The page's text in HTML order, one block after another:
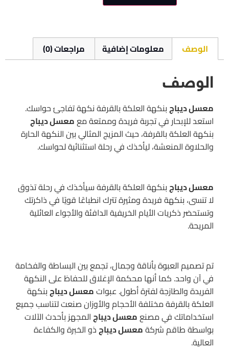
الوصف معلومات إضافية مراجعات (0)
الوصف
معسل ديباجبنكهة العلكة بالقرفة نكهة تفاجئ حواسك.
استعد للإبحار في تجربة فريدة وممتعة معمعسل ديباج
بنكهة العلكة بالقرفة، حيث المزيج المثالي بين النكهة الحارة
والحلاوة المنعشة، ليأخذك في رحلة استثنائية لحواسك.
معسل ديباجبنكهة العلكة بالقرفة سيأخذك في رحلة تذوق
لا تنسى، بنكهة فريدة ومثيرة تترك انطباعًا قويًا في ذاكرتك
وتستحضر ذكريات الأيام الخريفية الدافئة والأجواء العائلية
المريحة.
تم تصميم العبوة بأناقة وجمال، تجمع بين البساطة والفخامة
في آن واحد. كما أنها محكمة الإغلاق للحفاظ على النكهة
الفريدة والطازجة لفترة أطول. عبواتمعسل ديباجبنكهة
العلكة بالقرفة مختلفة الأحجام والأوزان صنعت لتناسب جميع
استخداماتك في مصنعمعسل ديباجالمجهز بأحدث الآلات
بواسطة طاقم شركةمعسل ديباجذو الخبرة والكفاءة
العالية.